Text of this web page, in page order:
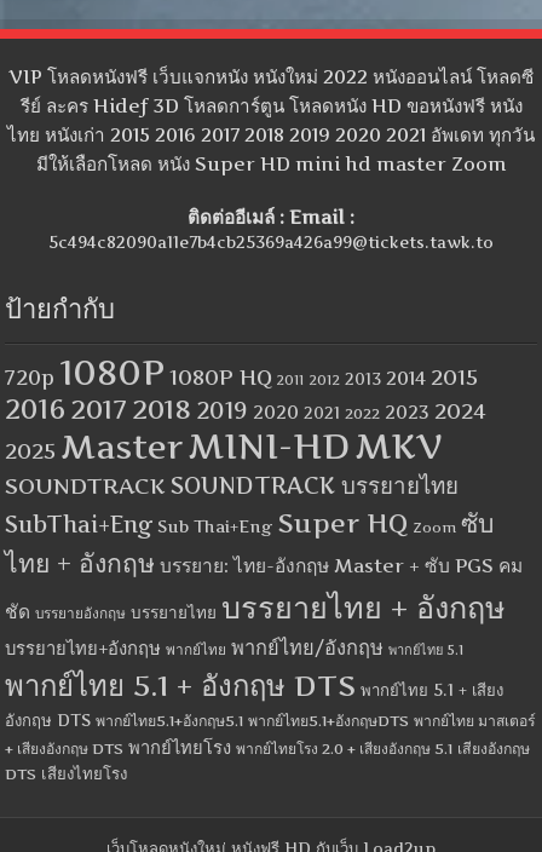
VIP โหลดหนังฟรี เว็บแจกหนัง หนังใหม่ 2022 หนังออนไลน์ โหลดซี
รีย์ ละคร Hidef 3D โหลดการ์ตูน โหลดหนัง HD ขอหนังฟรี หนัง
ไทย หนังเก่า 2015 2016 2017 2018 2019 2020 2021 อัพเดท ทุกวัน
มีให้เลือกโหลด หนัง Super HD mini hd master Zoom
ติดต่ออีเมล์ : Email :
5c494c82090a11e7b4cb25369a426a99@tickets.tawk.to
ป้ายกำกับ
720p 1080P 1080P HQ 2011 2012 2013 2014 2015
2016 2017 2018 2019 2020 2021 2022 2023 2024
2025 MasterMINI-HDMKV
SOUNDTRACK SOUNDTRACK บรรยายไทย
SubThai+Eng Sub Thai+Eng Super HQ Zoom ซับ
ไทย + อังกฤษ บรรยาย: ไทย-อังกฤษ Master + ซับ PGS คม
ชัด บรรยายอังกฤษ บรรยายไทย บรรยายไทย + อังกฤษ
บรรยายไทย+อังกฤษ พากย์ไทย พากย์ไทย/อังกฤษ พากย์ไทย 5.1
พากย์ไทย 5.1 + อังกฤษ DTS พากย์ไทย 5.1 + เสียง
อังกฤษ DTS พากย์ไทย5.1+อังกฤษ5.1 พากย์ไทย5.1+อังกฤษDTS พากย์ไทย มาสเตอร์
+ เสียงอังกฤษ DTS พากย์ไทยโรง พากย์ไทยโรง 2.0 + เสียงอังกฤษ 5.1 เสียงอังกฤษ
DTS เสียงไทยโรง